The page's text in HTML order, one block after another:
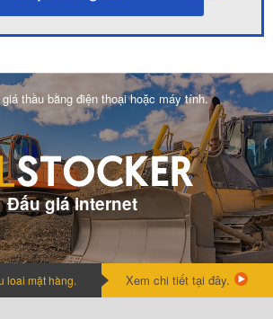
thầu bằng điện thoại hoặc máy tính.
Đấu giá internet
loai mặt hàng. Xem chi tiết tại đây.